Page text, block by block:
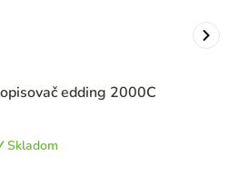
edding 2000C
Skladom